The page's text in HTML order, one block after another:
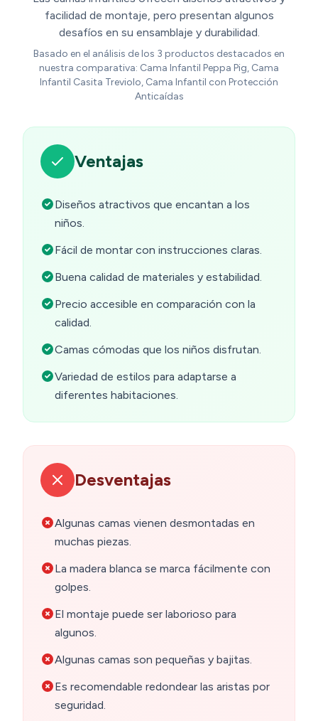
facilidad de montaje, pero presentan algunos
desafíos en su ensamblaje y durabilidad.
Basado en el análisis de los 3 productos destacados en
nuestra comparativa: Cama Infantil Peppa Pig, Cama
Infantil Casita Treviolo, Cama Infantil con Protección
Anticaídas
Ventajas
Diseños atractivos que encantan a los
niños.
Fácil de montar con instrucciones claras.
Buena calidad de materiales y estabilidad.
Precio accesible en comparación con la
calidad.
Camas cómodas que los niños disfrutan.
Variedad de estilos para adaptarse a
diferentes habitaciones.
Desventajas
Algunas camas vienen desmontadas en
muchas piezas.
La madera blanca se marca fácilmente con
golpes.
El montaje puede ser laborioso para
algunos.
Algunas camas son pequeñas y bajitas.
Es recomendable redondear las aristas por
seguridad.